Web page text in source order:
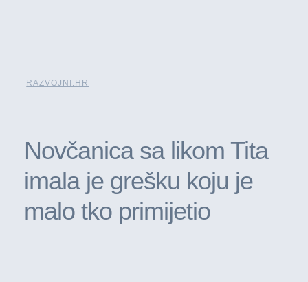
RAZVOJNI.HR
Novčanica sa likom Tita
imala je grešku koju je
malo tko primijetio